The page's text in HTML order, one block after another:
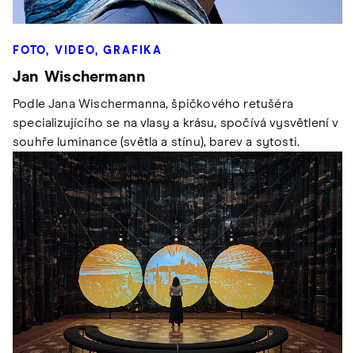
FOTO, VIDEO, GRAFIKA
Jan Wischermann
Podle Jana Wischermanna, špičkového retušéra
specializujícího se na vlasy a krásu, spočívá vysvětlení v
souhře luminance (světla a stínu), barev a sytosti.